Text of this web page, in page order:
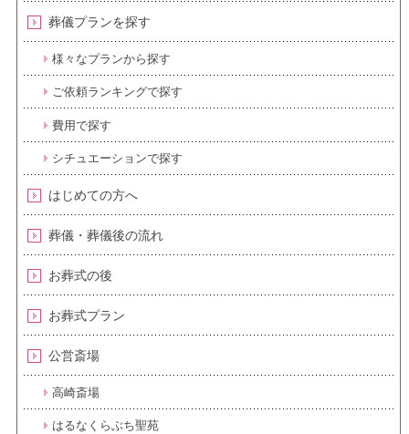
葬儀プランを探す
様々なプランから探す
ご依頼ランキングで探す
費用で探す
シチュエーションで探す
はじめての方へ
葬儀・葬儀後の流れ
お葬式の後
お葬式プラン
公営斎場
高崎斎場
はるなくらぶち聖苑